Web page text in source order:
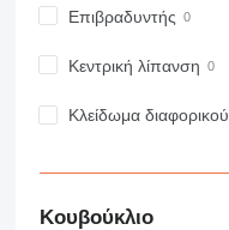
Επιβραδυντής
Κεντρική λίπανση
Κλείδωμα διαφορικού
Κουβούκλιο